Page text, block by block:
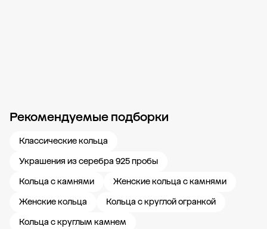
Рекомендуемые подборки
Классические кольца
Украшения из серебра 925 пробы
Кольца с камнями
Женские кольца с камнями
Женские кольца
Кольца с круглой огранкой
Кольца с круглым камнем
Новости компании Журнал ЗОЛОТОЙ Блог